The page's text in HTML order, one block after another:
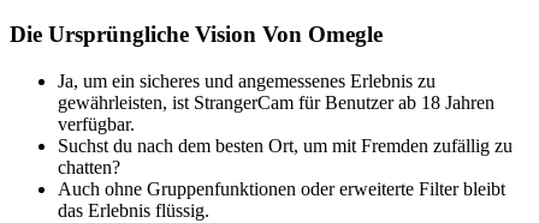
Die Ursprüngliche Vision Von Omegle
Ja, um ein sicheres und angemessenes Erlebnis zu
gewährleisten, ist StrangerCam für Benutzer ab 18 Jahren
verfügbar.
Suchst du nach dem besten Ort, um mit Fremden zufällig zu
chatten?
Auch ohne Gruppenfunktionen oder erweiterte Filter bleibt
das Erlebnis flüssig.